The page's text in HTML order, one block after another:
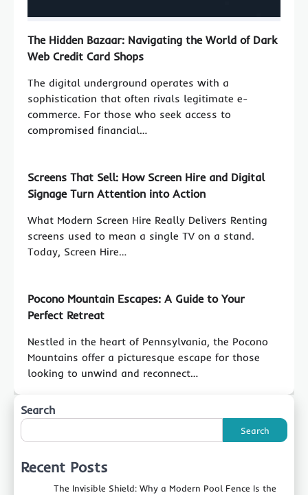
The Hidden Bazaar: Navigating the World of Dark
Web Credit Card Shops
The digital underground operates with a
sophistication that often rivals legitimate e-
commerce. For those who seek access to
compromised financial…
Screens That Sell: How Screen Hire and Digital
Signage Turn Attention into Action
What Modern Screen Hire Really Delivers Renting
screens used to mean a single TV on a stand.
Today, Screen Hire…
Pocono Mountain Escapes: A Guide to Your
Perfect Retreat
Nestled in the heart of Pennsylvania, the Pocono
Mountains offer a picturesque escape for those
looking to unwind and reconnect…
Search
Search
Recent Posts
The Invisible Shield: Why a Modern Pool Fence Is the